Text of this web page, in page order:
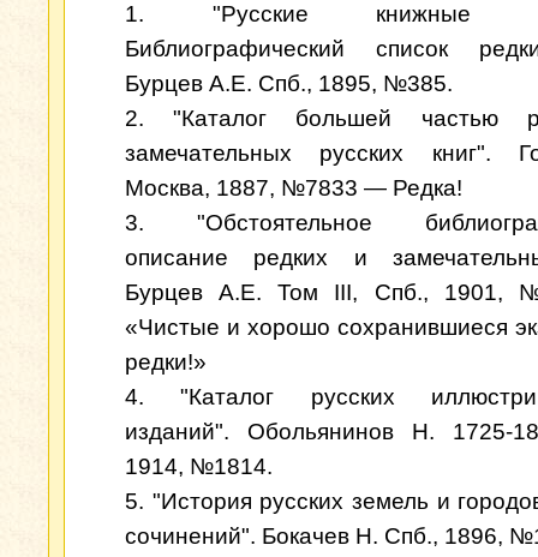
1. "Русские книжные
Библиографический список
Бурцев А.Е. Спб., 1895, №385.
2. "Каталог большей частью
замечательных русских книг".
Москва, 1887, №7833 — Редка!
3. "Обстоятельное
описание редких и
Бурцев А.Е. Том III, Спб., 1901,
«Чистые и хорошо сохранившиеся
редки!»
4. "Каталог русских
изданий". Обольянинов Н. 1725-
1914, №1814.
5. "История русских земель и
сочинений". Бокачев Н. Спб., 1896,